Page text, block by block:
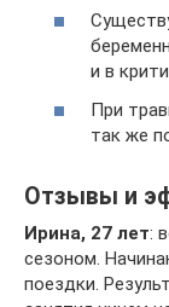
и в
При
так же
Отзывы и
Ирина, 27 лет:
сезоном.
поездки.